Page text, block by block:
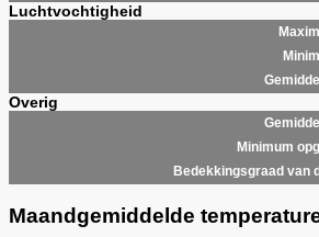
Luchtvochtigheid
Overig
Minimum
Bedekkingsgraad van
Maandgemiddelde